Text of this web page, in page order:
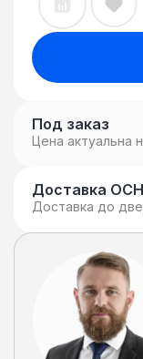
Под заказ
Цена актуальна
Доставка
Доставка до